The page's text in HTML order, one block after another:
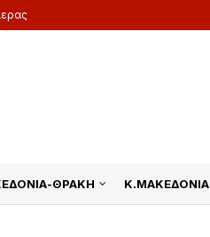
ΘΡΑΚΗ Κ.ΜΑΚΕΔΟΝΙΑ